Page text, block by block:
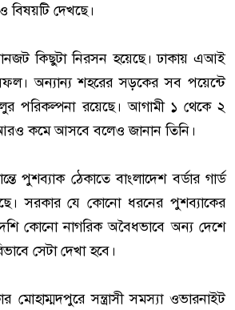
বিষয়টি দেখছে।
কিছুটা নিরসন হয়েছে। ঢাকায় এআই
অন্যান্য শহরের সড়কের সব পয়েন্টে
পরিকল্পনা রয়েছে। আগামী ১ থেকে ২
কমে আসবে বলেও জানান তিনি।
পুশব্যাক ঠেকাতে বাংলাদেশ বর্ডার গার্ড
সরকার যে কোনো ধরনের পুশব্যাকের
কোনো নাগরিক অবৈধভাবে অন্য দেশে
সেটা দেখা হবে।
মোহাম্মদপুরে সন্ত্রাসী সমস্যা ওভারনাইট